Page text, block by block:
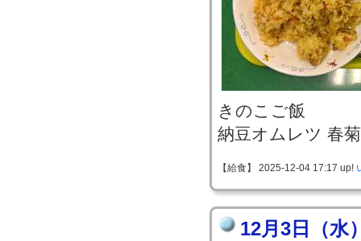
きのこご飯
納豆オムレツ 春
【給食】 2025-12-04 17:17 up!
12月3日（水